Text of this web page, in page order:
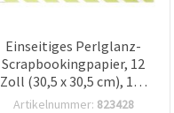
Einseitiges Perlglanz-
Scrapbookingpapier, 12
Zoll (30,5 x 30,5 cm), 160
g/m² – 1 Blatt
Artikelnummer: 823428